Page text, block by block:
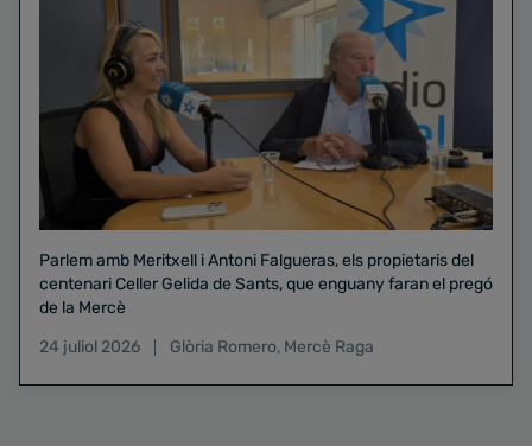
Parlem amb Meritxell i Antoni Falgueras, els propietaris del
centenari Celler Gelida de Sants, que enguany faran el pregó
de la Mercè
24 juliol 2026
Glòria Romero, Mercè Raga